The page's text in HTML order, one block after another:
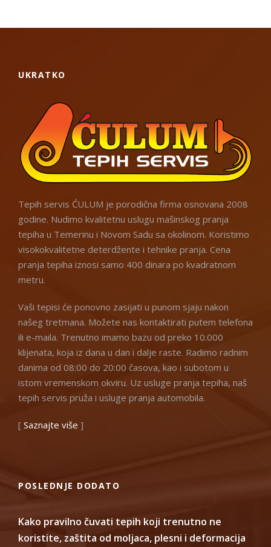
UKRATKO
Tepih servis ĆULUM je porodična firma osnovana 2008
godine. Nudimo kvalitetnu uslugu mašinskog pranja
tepiha u Temerinu i Novom Sadu sa okolinom. Koristimo
visokokvalitetne deterdžente i tehnike pranja. Cena
pranja tepiha iznosi samo 400 dinara po kvadratnom
metru.
Vaši tepisi će ponovno zasijati u punom sjaju nakon
našeg tretmana. Možete nas kontaktirati putem telefona
ili e-maila. Trenutno imamo bazu od preko 10.000
klijenata, koja iz dana u dan i dalje raste. Radimo radnim
danima od 08:00 do 20:00 časova, kao i subotom u
istom vremenskom okviru. Uz usluge pranja tepiha, naš
tepih servis pruža i usluge pranja automobila.
[ Saznajte više ]
POSLEDNJE DODATO
Kako pravilno čuvati tepih koji trenutno ne
koristite, zaštita od moljaca, plesni i deformacija